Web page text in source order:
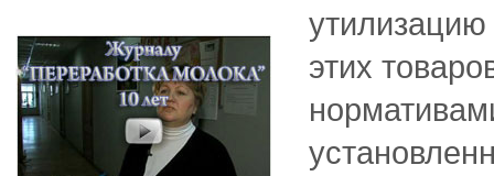
утилизацию
этих